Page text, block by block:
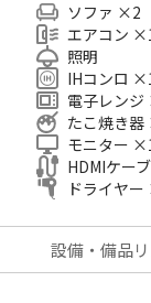
ソファ ×2
エアコン ×
照明
IHコンロ ×
電子レンジ
たこ焼き器
モニター ×
HDMIケー
ドライヤー
設備・備品